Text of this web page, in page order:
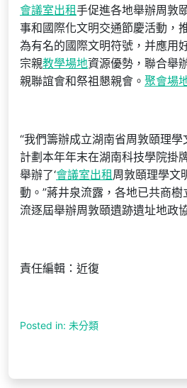
會議室出租手促進各地舉辦周敦
事和國際化文明交通節慶活動，
為有名的國際文明符號，并應用
宗親教學場地資源優勢，聯合舉
親聯誼會和祭祖懇親會。 聚會場
“我們籌辦成立湖南省周敦頤理學
計劃本年年末在湖南科技學院掛
舉辦了‘會議室出租 周敦頤理學文
動。”蔣井泉流露，各地已共商
流逐屆舉辦周敦頤遺跡遺址地政
責任編輯：近復
Posted in: 未分類